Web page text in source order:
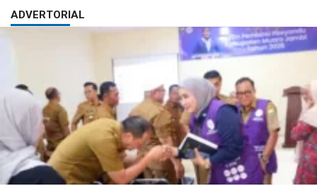
ADVERTORIAL